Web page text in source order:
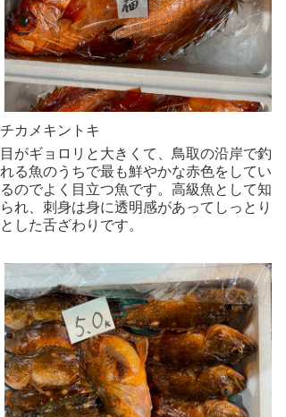
チカメキントキ
目がギョロリと大きくて、鳥取の沿岸で釣
れる魚のうちで最も鮮やかな赤色をしてい
るのでよく目立つ魚です。高級魚として知
られ、刺身は身に透明感があってしっとり
とした舌ざわりです。